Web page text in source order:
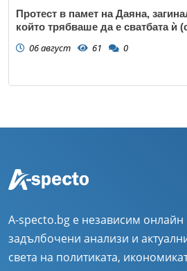
Протест в памет на Даяна,
който трябваше да е сватбата ѝ
06 август 61 0
A-specto.bg е независим онлайн
задълбочени анализи и
света на политиката,